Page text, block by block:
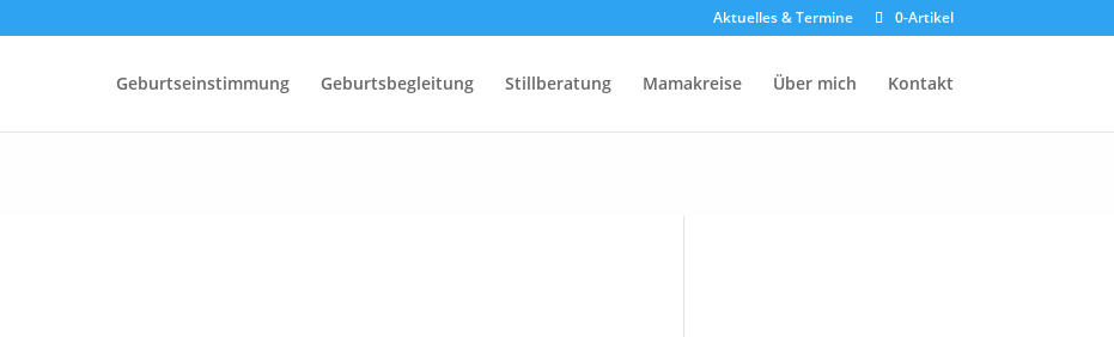
Aktuelles & Termine 0-Artikel
Geburtseinstimmung Geburtsbegleitung Stillberatung Mamakreise Über mich Kontakt